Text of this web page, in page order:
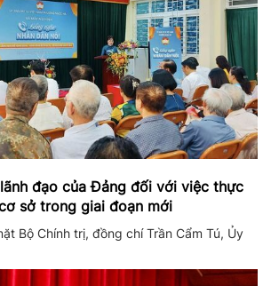
đạo của Đảng đối với việc thực
sở trong giai đoạn mới
Bộ Chính trị, đồng chí Trần Cẩm Tú, Ủy